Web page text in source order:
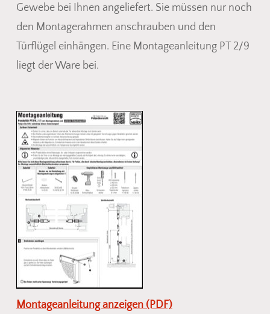
Gewebe bei Ihnen angeliefert. Sie müssen nur noch
den Montagerahmen anschrauben und den
Türflügel einhängen. Eine Montageanleitung PT 2/9
liegt der Ware bei.
Montageanleitung anzeigen (PDF)